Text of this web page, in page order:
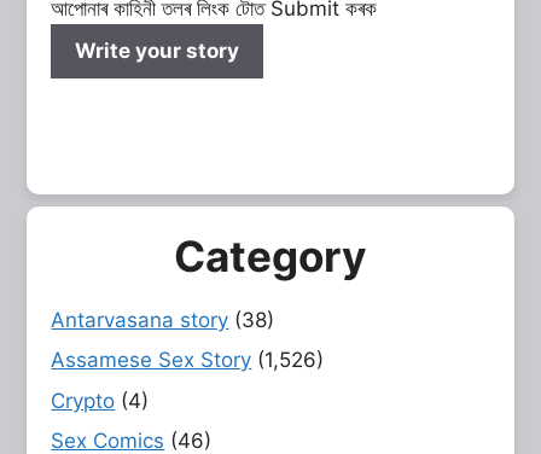
আপোনাৰ কাহিনী তলৰ লিংক টোত Submit কৰক
Write your story
Category
Antarvasana story (38)
Assamese Sex Story (1,526)
Crypto (4)
Sex Comics (46)